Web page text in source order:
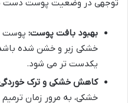
توجهی در وضعیت پوست دست
بهبود بافت پوست: پوست
خشکی زبر و خشن شده
یکدست تر می شود.
کاهش خشکی و ترک
خشکی، به مرور زمان